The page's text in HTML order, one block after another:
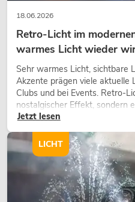
18.06.2026
Retro-Licht im
warmes Licht wieder
Sehr warmes Licht, sichtbare
Akzente prägen viele aktuelle
Clubs und bei Events. Retro-
nostalgischer Effekt, sondern
Gestaltungsmittel: Es schafft
wirken lassen.
Jetzt lesen
LICHT